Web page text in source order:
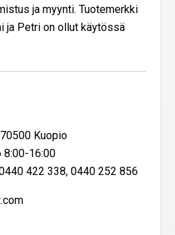
ja myynti. Tuotemerkki
ja Petri on ollut käytössä
Kuopio
8:00-16:00
422 338, 0440 252 856